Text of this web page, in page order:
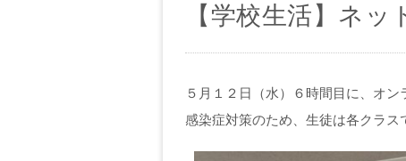
【学校生活】ネ
５月１２日（水）６時間目に、オ
感染症対策のため、生徒は各クラス